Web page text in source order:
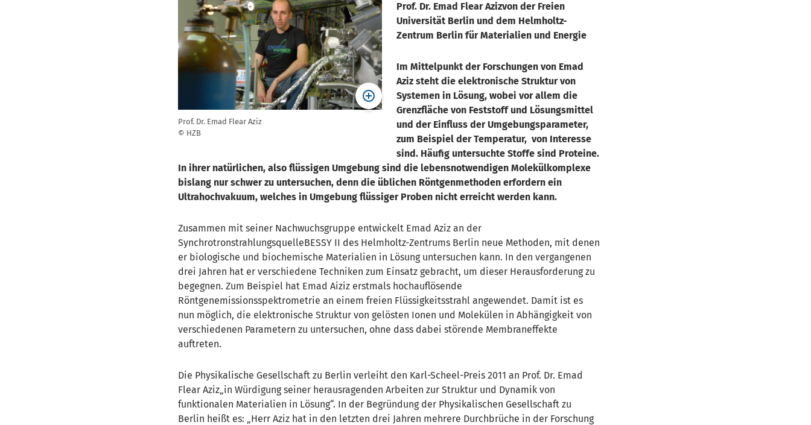
Prof. Dr. Emad Flear Aziz
© HZB
Prof. Dr. Emad Flear Azizvon der Freien
Universität Berlin und dem Helmholtz-
Zentrum Berlin für Materialien und Energie
Im Mittelpunkt der Forschungen von Emad
Aziz steht die elektronische Struktur von
Systemen in Lösung, wobei vor allem die
Grenzfläche von Feststoff und Lösungsmittel
und der Einfluss der Umgebungsparameter,
zum Beispiel der Temperatur, von Interesse
sind. Häufig untersuchte Stoffe sind Proteine.
In ihrer natürlichen, also flüssigen Umgebung sind die lebensnotwendigen Molekülkomplexe
bislang nur schwer zu untersuchen, denn die üblichen Röntgenmethoden erfordern ein
Ultrahochvakuum, welches in Umgebung flüssiger Proben nicht erreicht werden kann.
Zusammen mit seiner Nachwuchsgruppe entwickelt Emad Aziz an der
SynchrotronstrahlungsquelleBESSY II des Helmholtz-Zentrums Berlin neue Methoden, mit denen
er biologische und biochemische Materialien in Lösung untersuchen kann. In den vergangenen
drei Jahren hat er verschiedene Techniken zum Einsatz gebracht, um dieser Herausforderung zu
begegnen. Zum Beispiel hat Emad Aiziz erstmals hochauflösende
Röntgenemissionsspektrometrie an einem freien Flüssigkeitsstrahl angewendet. Damit ist es
nun möglich, die elektronische Struktur von gelösten Ionen und Molekülen in Abhängigkeit von
verschiedenen Parametern zu untersuchen, ohne dass dabei störende Membraneffekte
auftreten.
Die Physikalische Gesellschaft zu Berlin verleiht den Karl-Scheel-Preis 2011 an Prof. Dr. Emad
Flear Azizin Würdigung seiner herausragenden Arbeiten zur Struktur und Dynamik von
funktionalen Materialien in Lösung“. In der Begründung der Physikalischen Gesellschaft zu
Berlin heißt es: „Herr Aziz hat in den letzten drei Jahren mehrere Durchbrüche in der Forschung